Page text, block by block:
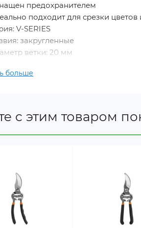
предохранителем
подходит для срезки цветов
V-SERIES
закругленные
ветки: 20 мм
больше
с этим товаром